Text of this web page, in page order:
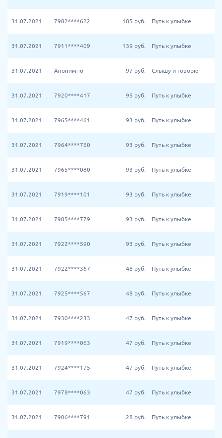
31.07.2021 7982****622 185 руб. Путь к улыбке
31.07.2021 7911****409 139 руб. Путь к улыбке
31.07.2021 Анонимно 97 руб. Слышу и говорю
31.07.2021 7920****417 95 руб. Путь к улыбке
31.07.2021 7965****461 93 руб. Путь к улыбке
31.07.2021 7964****760 93 руб. Путь к улыбке
31.07.2021 7965****080 93 руб. Путь к улыбке
31.07.2021 7919****101 93 руб. Путь к улыбке
31.07.2021 7985****779 93 руб. Путь к улыбке
31.07.2021 7922****590 93 руб. Путь к улыбке
31.07.2021 7922****367 48 руб. Путь к улыбке
31.07.2021 7925****567 48 руб. Путь к улыбке
31.07.2021 7930****233 47 руб. Путь к улыбке
31.07.2021 7919****063 47 руб. Путь к улыбке
31.07.2021 7924****175 47 руб. Путь к улыбке
31.07.2021 7978****063 47 руб. Путь к улыбке
31.07.2021 7906****791 28 руб. Путь к улыбке